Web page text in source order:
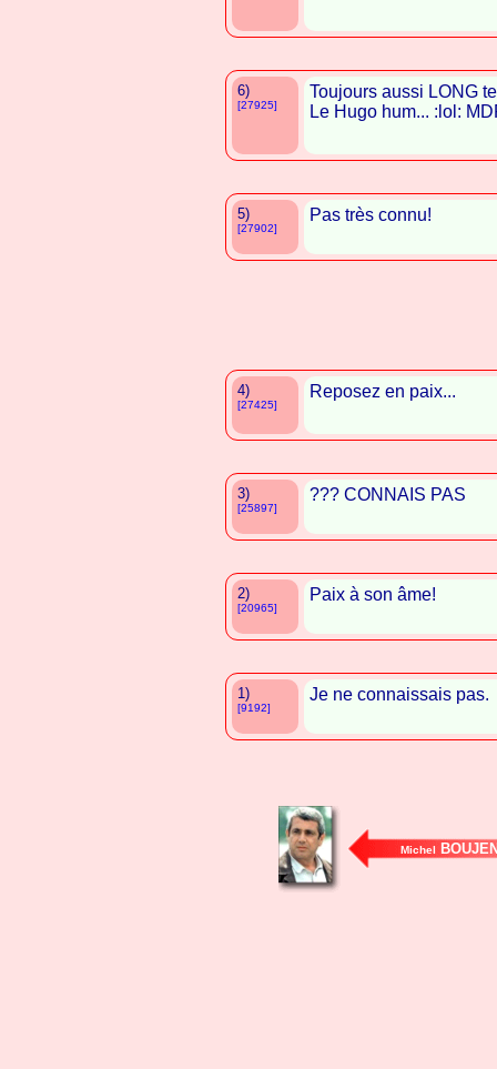
6)
[27925]
Toujours aussi LONG
Le Hugo hum... :lol:
5)
[27902]
Pas très connu!
4)
[27425]
Reposez en paix...
3)
[25897]
??? CONNAIS PAS
2)
[20965]
Paix à son âme!
1)
[9192]
Je ne connaissais pas.
Michel